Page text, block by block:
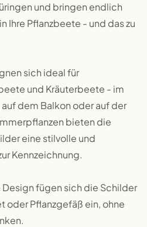
und bringen endlich
Ihre Pflanzbeete - und das zu
sich ideal für
und Kräuterbeete - im
auf dem Balkon oder auf der
bieten die
eine stilvolle und
Kennzeichnung.
Design fügen sich die Schilder
oder Pflanzgefäß ein, ohne